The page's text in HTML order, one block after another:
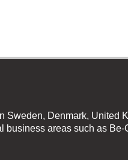
Sweden, Denmark, United
business areas such as Be-